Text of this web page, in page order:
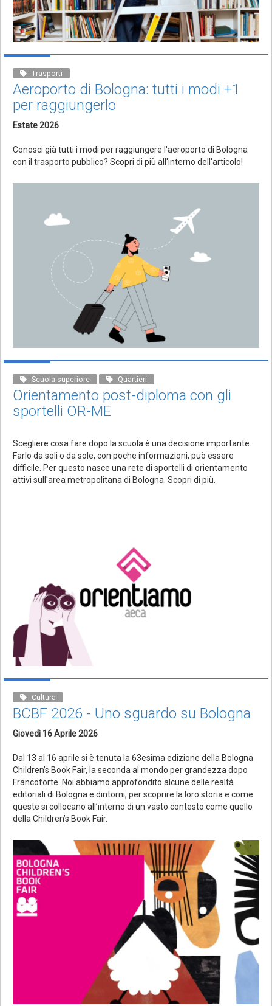
Trasporti
Aeroporto di Bologna: tutti i modi +1
per raggiungerlo
Estate 2026
Conosci già tutti i modi per raggiungere l'aeroporto di Bologna
con il trasporto pubblico? Scopri di più all'interno dell'articolo!
Scuola superiore Quartieri
Orientamento post-diploma con gli
sportelli OR-ME
Scegliere cosa fare dopo la scuola è una decisione importante.
Farlo da soli o da sole, con poche informazioni, può essere
difficile. Per questo nasce una rete di sportelli di orientamento
attivi sull'area metropolitana di Bologna. Scopri di più.
Cultura
BCBF 2026 - Uno sguardo su Bologna
Giovedì 16 Aprile 2026
Dal 13 al 16 aprile si è tenuta la 63esima edizione della Bologna
Children’s Book Fair, la seconda al mondo per grandezza dopo
Francoforte. Noi abbiamo approfondito alcune delle realtà
editoriali di Bologna e dintorni, per scoprire la loro storia e come
queste si collocano all’interno di un vasto contesto come quello
della Children’s Book Fair.